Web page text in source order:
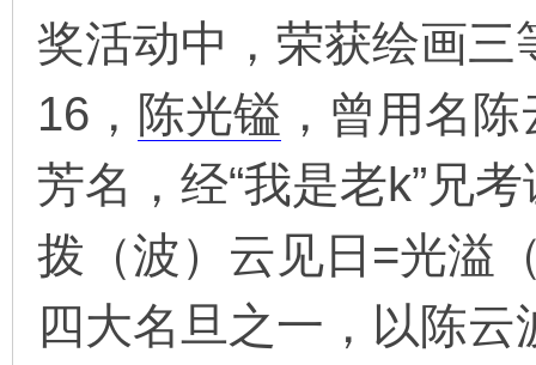
奖活动中，荣获绘画三
16， 陈光镒 ，曾用名
芳名，经“我是老k”兄
拨（波）云见日=光溢
四大名旦之一，以陈